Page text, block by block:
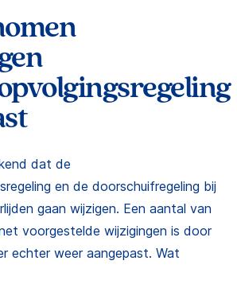
dat de
en de doorschuifregeling bij
gaan wijzigen. Een aantal van
voorgestelde wijzigingen is door
echter weer aangepast. Wat